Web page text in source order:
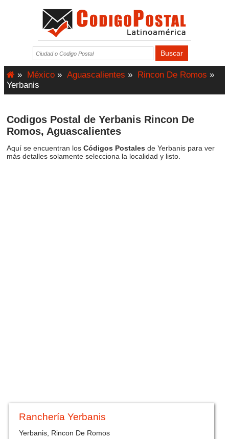
» México » Aguascalientes » Rincon De Romos »
Yerbanis
Codigos Postal de Yerbanis Rincon De
Romos, Aguascalientes
Aquí se encuentran los Códigos Postales de Yerbanis para ver
más detalles solamente selecciona la localidad y listo.
Ranchería Yerbanis
Yerbanis, Rincon De Romos